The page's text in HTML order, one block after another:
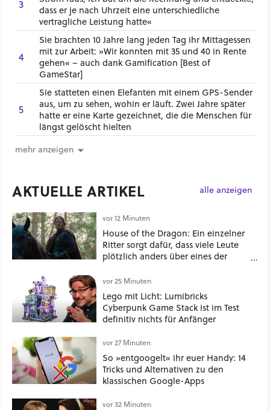
3
dass er je nach Uhrzeit eine unterschiedliche
vertragliche Leistung hatte«
4
Sie brachten 10 Jahre lang jeden Tag ihr Mittagessen
mit zur Arbeit: »Wir konnten mit 35 und 40 in Rente
gehen« – auch dank Gamification [Best of
GameStar]
5
Sie statteten einen Elefanten mit einem GPS-Sender
aus, um zu sehen, wohin er läuft. Zwei Jahre später
hatte er eine Karte gezeichnet, die die Menschen für
längst gelöscht hielten
mehr anzeigen
AKTUELLE ARTIKEL alle anzeigen
vor 12 Minuten
House of the Dragon: Ein einzelner
Ritter sorgt dafür, dass viele Leute
plötzlich anders über eines der
Thrones denken
vor 25 Minuten
Lego mit Licht: Lumibricks
Cyberpunk Game Stack ist im Test
definitiv nichts für Anfänger
vor 27 Minuten
So »entgoogelt« ihr euer Handy: 14
Tricks und Alternativen zu den
klassischen Google-Apps
vor 32 Minuten